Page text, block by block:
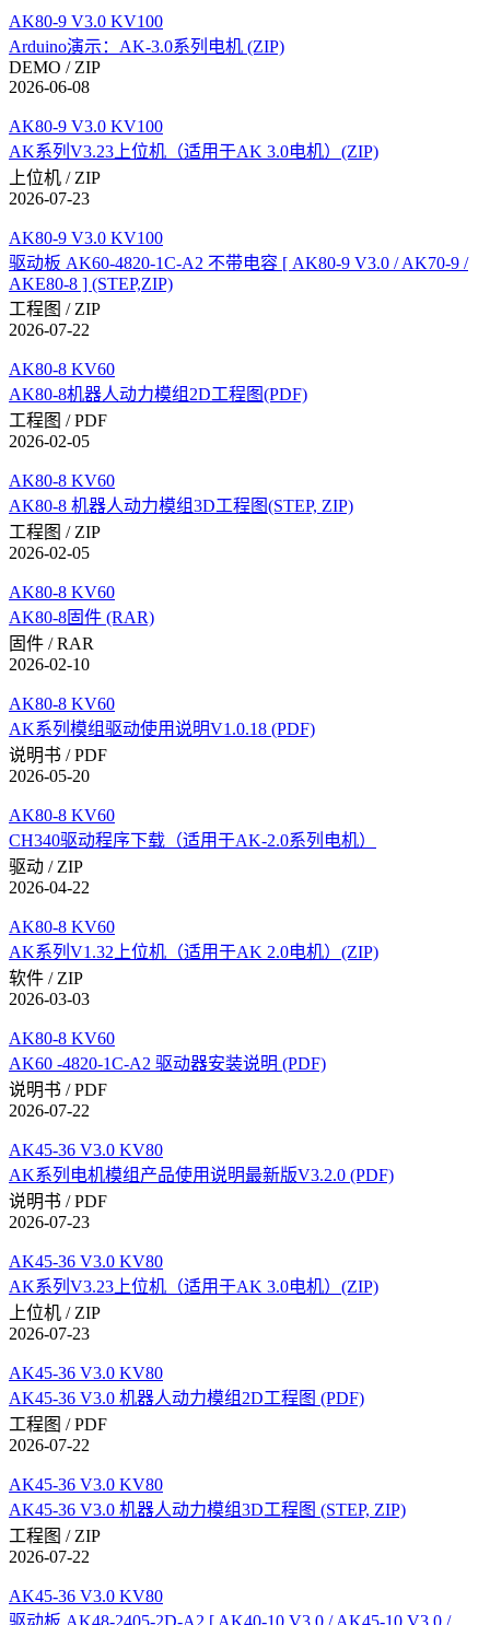
AK80-9 V3.0 KV100
Arduino演示：AK-3.0系列电机 (ZIP)
DEMO / ZIP
2026-06-08
AK80-9 V3.0 KV100
AK系列V3.23上位机（适用于AK 3.0电机）(ZIP)
上位机 / ZIP
2026-07-23
AK80-9 V3.0 KV100
驱动板 AK60-4820-1C-A2 不带电容 [ AK80-9 V3.0 / AK70-9 /
AKE80-8 ] (STEP,ZIP)
工程图 / ZIP
2026-07-22
AK80-8 KV60
AK80-8机器人动力模组2D工程图(PDF)
工程图 / PDF
2026-02-05
AK80-8 KV60
AK80-8 机器人动力模组3D工程图(STEP, ZIP)
工程图 / ZIP
2026-02-05
AK80-8 KV60
AK80-8固件 (RAR)
固件 / RAR
2026-02-10
AK80-8 KV60
AK系列模组驱动使用说明V1.0.18 (PDF)
说明书 / PDF
2026-05-20
AK80-8 KV60
CH340驱动程序下载（适用于AK-2.0系列电机）
驱动 / ZIP
2026-04-22
AK80-8 KV60
AK系列V1.32上位机（适用于AK 2.0电机）(ZIP)
软件 / ZIP
2026-03-03
AK80-8 KV60
AK60 -4820-1C-A2 驱动器安装说明 (PDF)
说明书 / PDF
2026-07-22
AK45-36 V3.0 KV80
AK系列电机模组产品使用说明最新版V3.2.0 (PDF)
说明书 / PDF
2026-07-23
AK45-36 V3.0 KV80
AK系列V3.23上位机（适用于AK 3.0电机）(ZIP)
上位机 / ZIP
2026-07-23
AK45-36 V3.0 KV80
AK45-36 V3.0 机器人动力模组2D工程图 (PDF)
工程图 / PDF
2026-07-22
AK45-36 V3.0 KV80
AK45-36 V3.0 机器人动力模组3D工程图 (STEP, ZIP)
工程图 / ZIP
2026-07-22
AK45-36 V3.0 KV80
驱动板 AK48-2405-2D-A2 [ AK40-10 V3.0 / AK45-10 V3.0 /